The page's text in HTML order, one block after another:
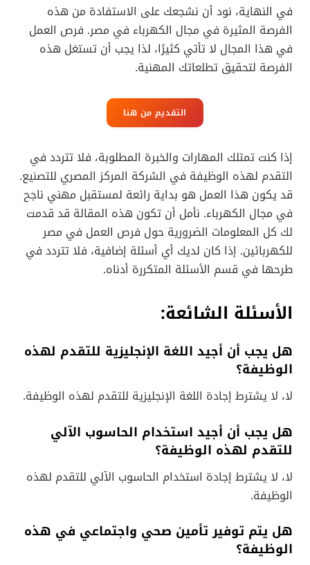
في النهاية، نود أن نشجعك على الاستفادة من هذه
الفرصة المثيرة في مجال الكهرباء في مصر. فرص العمل
في هذا المجال لا تأتي كثيرًا، لذا يجب أن تستغل هذه
الفرصة لتحقيق تطلعاتك المهنية.
التقديم من هنا
إذا كنت تمتلك المهارات والخبرة المطلوبة، فلا تتردد في
التقدم لهذه الوظيفة في الشركة المركز المصري للتصنيع.
قد يكون هذا العمل هو بداية رائعة لمستقبل مهني ناجح
في مجال الكهرباء. نأمل أن تكون هذه المقالة قد قدمت
لك كل المعلومات الضرورية حول فرص العمل في مصر
للكهربائين. إذا كان لديك أي أسئلة إضافية، فلا تتردد في
طرحها في قسم الأسئلة المتكررة أدناه.
الأسئلة الشائعة:
هل يجب أن أجيد اللغة الإنجليزية للتقدم لهذه
الوظيفة؟
لا، لا يشترط إجادة اللغة الإنجليزية للتقدم لهذه الوظيفة.
هل يجب أن أجيد استخدام الحاسوب الآلي
للتقدم لهذه الوظيفة؟
لا، لا يشترط إجادة استخدام الحاسوب الآلي للتقدم لهذه
الوظيفة.
هل يتم توفير تأمين صحي واجتماعي في هذه
الوظيفة؟